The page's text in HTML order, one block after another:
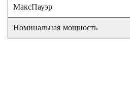
МаксПауэр
Номинальная мощность